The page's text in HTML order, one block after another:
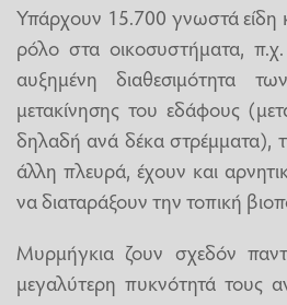
Υπάρχουν 15.700 γνωστά είδη
ρόλο στα οικοσυστήματα,
αυξημένη διαθεσιμότητα
μετακίνησης του εδάφους
δηλαδή ανά δέκα στρέμματα),
άλλη πλευρά, έχουν και
να διαταράξουν την τοπική
Μυρμήγκια ζουν σχεδόν
μεγαλύτερη πυκνότητά τους